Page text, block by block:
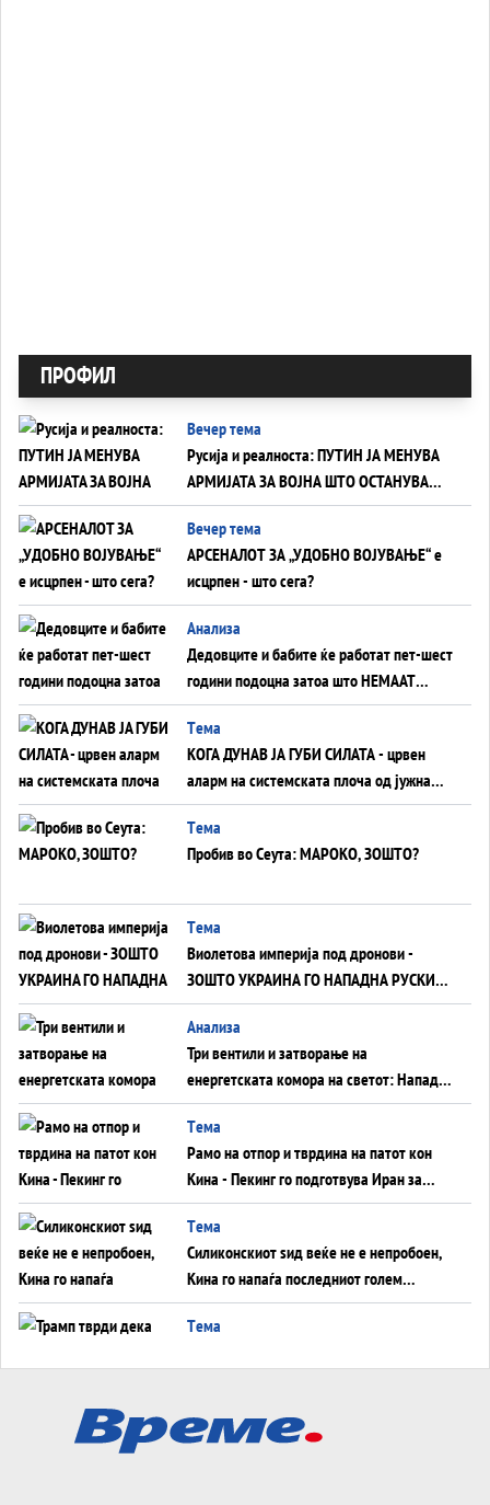
ПРОФИЛ
Вечер тема
Русија и реалноста: ПУТИН ЈА МЕНУВА
АРМИЈАТА ЗА ВОЈНА ШТО ОСТАНУВА
БЕЗ ФРОНТ
Вечер тема
АРСЕНАЛОТ ЗА „УДОБНО ВОЈУВАЊЕ“ е
исцрпен - што сега?
Анализа
Дедовците и бабите ќе работат пет-шест
години подоцна затоа што НЕМААТ
ВНУЦИ ДА ГИ ЗАМЕНАТ
Tема
КОГА ДУНАВ ЈА ГУБИ СИЛАТА - црвен
аларм на системската плоча од јужна
Германија до Црното Море...
Tема
Пробив во Сеута: МАРОКО, ЗОШТО?
Tема
Виолетова империја под дронови -
ЗОШТО УКРАИНА ГО НАПАДНА РУСКИОТ
WILDBERRIES
Aнализа
Три вентили и затворање на
енергетската комора на светот: Нападот
во Суец најавува глобален енергетски
инфаркт?
Tема
Рамо на отпор и тврдина на патот кон
Кина - Пекинг го подготвува Иран за
американска копнена инвазија
Tема
Силиконскиот ѕид веќе не е непробоен,
Кина го напаѓа последниот голем
монопол на Западот?
Tема
Tема
ДЛАБОКО УДОЛУ: Сметководствените